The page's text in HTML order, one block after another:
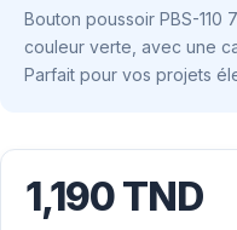
Bouton poussoir PBS-110
couleur verte, avec une
Parfait pour vos projets
1,190TND